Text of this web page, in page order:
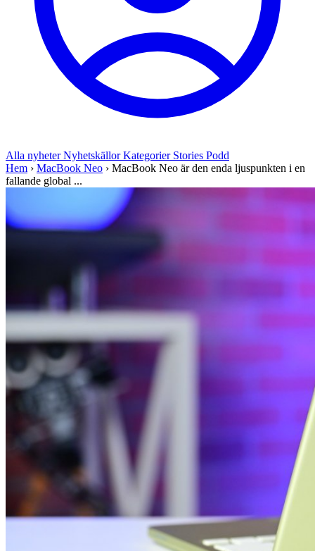
Alla nyheterNyhetskällorKategorier Stories Podd
Hem › MacBook Neo › MacBook Neo är den enda ljuspunkten i en
fallande global ...